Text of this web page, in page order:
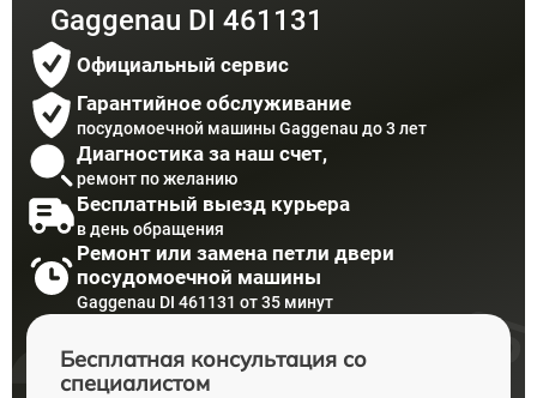
Gaggenau DI 461131
Официальный сервис
Гарантийное обслуживание
посудомоечной машины Gaggenau до 3 лет
Диагностика за наш счет,
ремонт по желанию
Бесплатный выезд курьера
в день обращения
Ремонт или замена петли двери
посудомоечной машины
Gaggenau DI 461131 от 35 минут
Бесплатная консультация со
специалистом